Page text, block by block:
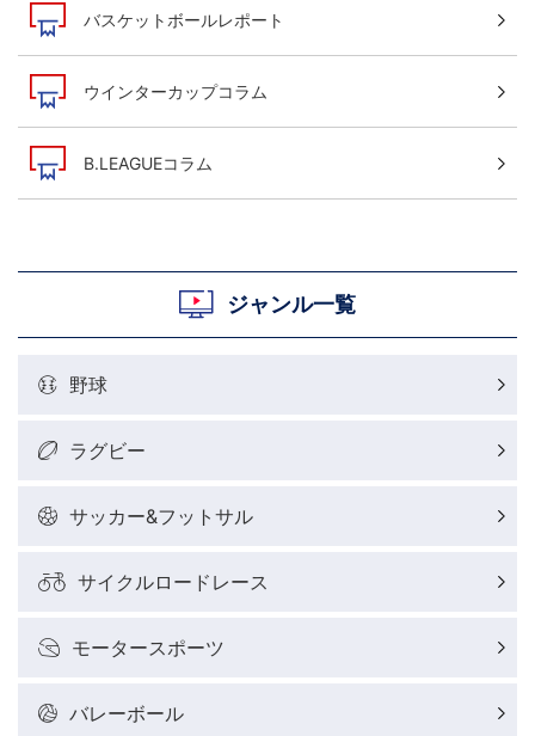
バスケットボールレポート
ウインターカップコラム
B.LEAGUEコラム
ジャンル一覧
野球
ラグビー
サッカー&フットサル
サイクルロードレース
モータースポーツ
バレーボール